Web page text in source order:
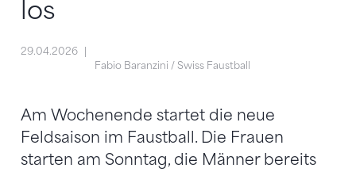
los
29.04.2026
Fabio Baranzini / Swiss Faustball
Am Wochenende startet die neue
Feldsaison im Faustball. Die Frauen
starten am Sonntag, die Männer bereits